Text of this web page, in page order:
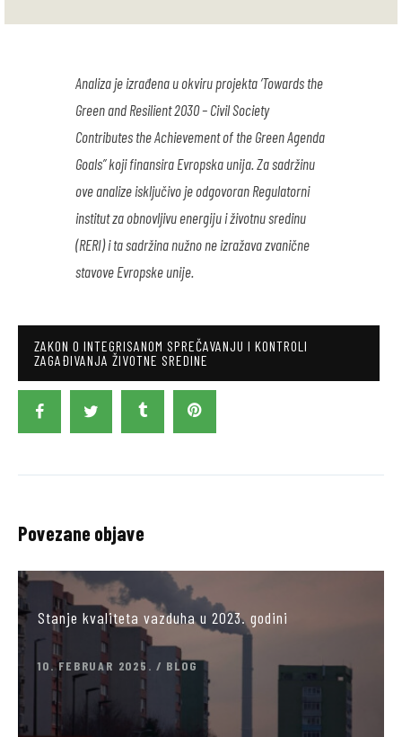
Analiza je izrađena u okviru projekta ‘Towards the
Green and Resilient 2030 – Civil Society
Contributes the Achievement of the Green Agenda
Goals” koji finansira Evropska unija. Za sadržinu
ove analize isključivo je odgovoran Regulatorni
institut za obnovljivu energiju i životnu sredinu
(RERI) i ta sadržina nužno ne izražava zvanične
stavove Evropske unije.
ZAKON O INTEGRISANOM SPREČAVANJU I KONTROLI
ZAGAĐIVANJA ŽIVOTNE SREDINE
Povezane objave
Stanje kvaliteta vazduha u 2023. godini
10. FEBRUAR 2025. BLOG